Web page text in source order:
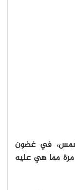
في غضون
مرة مما هي عليه